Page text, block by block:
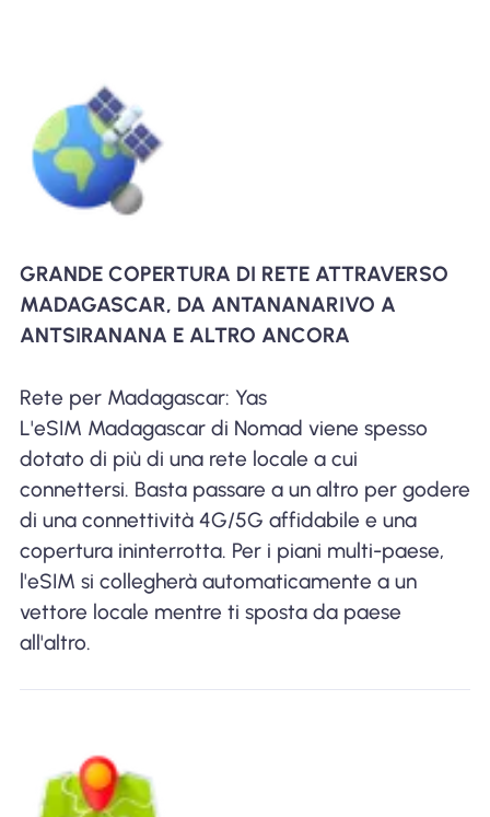
GRANDE COPERTURA DI RETE ATTRAVERSO
MADAGASCAR, DA ANTANANARIVO A
ANTSIRANANA E ALTRO ANCORA
Rete per Madagascar: Yas
L'eSIM Madagascar di Nomad viene spesso
dotato di più di una rete locale a cui
connettersi. Basta passare a un altro per godere
di una connettività 4G/5G affidabile e una
copertura ininterrotta. Per i piani multi-paese,
l'eSIM si collegherà automaticamente a un
vettore locale mentre ti sposta da paese
all'altro.